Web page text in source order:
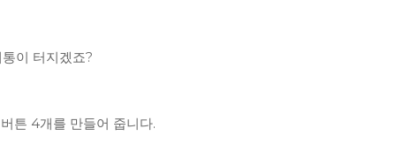
이 터지겠죠?
튼 4개를 만들어 줍니다.